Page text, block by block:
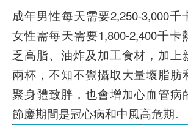
成年男性每天需要2,250-3,000
女性需每天需要1,800-2,400千卡
乏高脂、油炸及加工食材， 加上
兩杯，不知不覺攝取大量壞脂肪
聚身體致胖，也會增加心血管病
節慶期間是冠心病和中風高危期。